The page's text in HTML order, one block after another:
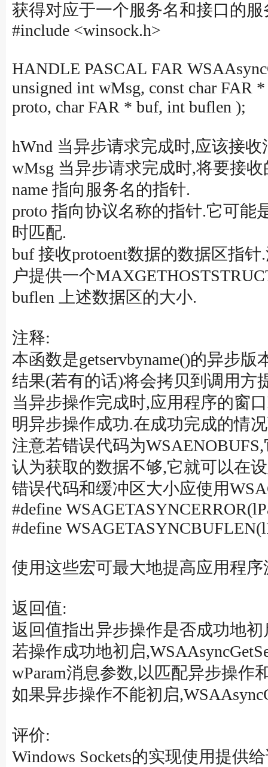
获得对应于一个服务名和接口的
#include <winsock.h>
HANDLE PASCAL FAR
unsigned int wMsg, const char FAR
proto, char FAR * buf, int buflen );
hWnd 当异步请求完成时,应该接
wMsg 当异步请求完成时,将要接收
name 指向服务名的指针.
proto 指向协议名称的指针.它可能
时匹配.
buf 接收protoent数据的数据区指
户提供一个
buflen 上述数据区的大小.
注释:
本函数是getservbyname()的异步
结果(若有的话)将会拷贝到调用方
当异步操作完成时,应用程序的窗
明异步操作成功.在成功完成的情
注意若错误代码为
认为获取的数据不够,它就可以在
错误代码和缓冲区大小应使用
#define
#define
使用这些宏可最大地提高应用程
返回值:
返回值指出异步操作是否成功地
若操作成功地初启
wParam消息参数,以匹配异步操作
如果异步操作不能初启
评价:
Windows Sockets的实现使用提供